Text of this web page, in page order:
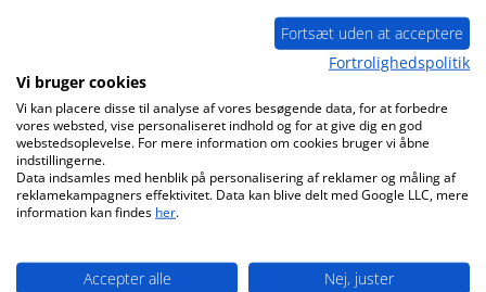
Heta Scan-Line 30 skamolsæt
Producent:Heta
Almindelig pris:
1.910,49 kr.
Tilgængelig, leveringstid: 4-6 dage
Detaljer
Fortsæt uden at acceptere
Fortrolighedspolitik
Vi bruger cookies
Vi kan placere disse til analyse af vores besøgende data, for at forbedre
vores websted, vise personaliseret indhold og for at give dig en god
webstedsoplevelse. For mere information om cookies bruger vi åbne
indstillingerne.
Data indsamles med henblik på personalisering af reklamer og måling af
reklamekampagners effektivitet. Data kan blive delt med Google LLC, mere
information kan findes her.
Accepter alle Nej, juster